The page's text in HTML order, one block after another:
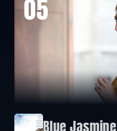
05
Blue Jasmine